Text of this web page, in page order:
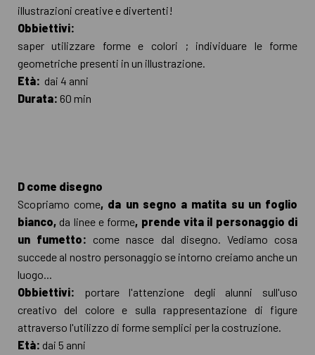
illustrazioni creative e divertenti!
Obbiettivi:
saper utilizzare forme e colori ; individuare le forme
geometriche presenti in un illustrazione.
Età: dai 4 anni
Durata: 60 min
D come disegno
Scopriamo come, da un segno a matita su un foglio
bianco, da linee e forme, prende vita il personaggio di
un fumetto: come nasce dal disegno. Vediamo cosa
succede al nostro personaggio se intorno creiamo anche un
luogo...
Obbiettivi: portare l'attenzione degli alunni sull'uso
creativo del colore e sulla rappresentazione di figure
attraverso l'utilizzo di forme semplici per la costruzione.
Età: dai 5 anni